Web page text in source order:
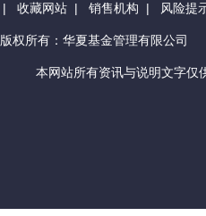
| 收藏网站 | 销售机构 | 风险提
版权所有：华夏基金管理有限公司
本网站所有资讯与说明文字仅